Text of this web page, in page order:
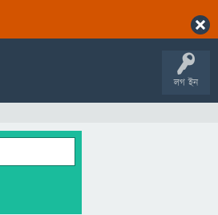
লগ ইন